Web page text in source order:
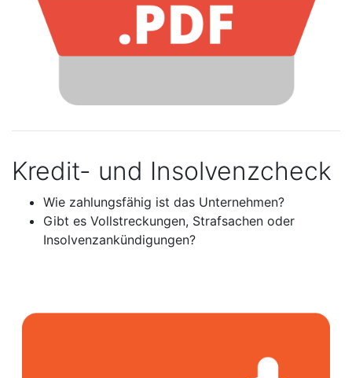
Kredit- und Insolvenzcheck
Wie zahlungsfähig ist das Unternehmen?
Gibt es Vollstreckungen, Strafsachen oder
Insolvenzankündigungen?